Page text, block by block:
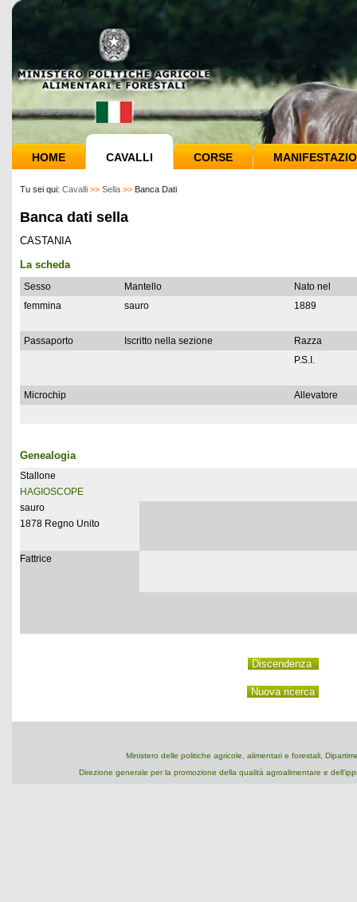
HOME CAVALLI CORSE
Tu sei qui: Cavalli >> Sella >> Banca Dati
Banca dati sella
CASTANIA
La scheda
Sesso Mantello
Nato nel
femmina
sauro 1889
Passaporto Iscritto nella sezione
Razza
P.S.I.
Microchip Allevatore
Genealogia
Stallone
HAGIOSCOPE
sauro
1878 Regno Unito
Fattrice
Ministero delle politiche agricole, alimentari e forestali,
Direzione generale per la promozione della qualità agroalimentare e